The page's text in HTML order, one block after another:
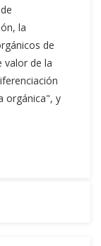
la
de
valor de la
orgánica", y